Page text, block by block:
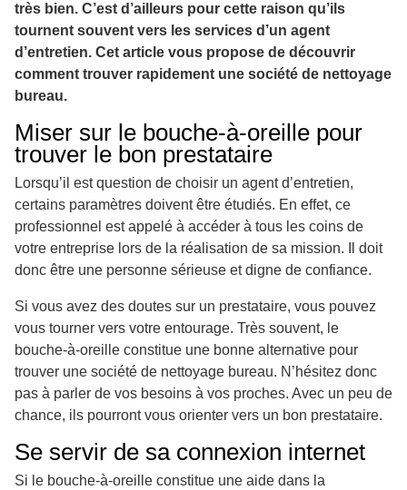
très bien. C’est d’ailleurs pour cette raison qu’ils
tournent souvent vers les services d’un agent
d’entretien. Cet article vous propose de découvrir
comment trouver rapidement une société de nettoyage
bureau.
Miser sur le bouche-à-oreille pour
trouver le bon prestataire
Lorsqu’il est question de choisir un agent d’entretien,
certains paramètres doivent être étudiés. En effet, ce
professionnel est appelé à accéder à tous les coins de
votre entreprise lors de la réalisation de sa mission. Il doit
donc être une personne sérieuse et digne de confiance.
Si vous avez des doutes sur un prestataire, vous pouvez
vous tourner vers votre entourage. Très souvent, le
bouche-à-oreille constitue une bonne alternative pour
trouver une société de nettoyage bureau. N’hésitez donc
pas à parler de vos besoins à vos proches. Avec un peu de
chance, ils pourront vous orienter vers un bon prestataire.
Se servir de sa connexion internet
Si le bouche-à-oreille constitue une aide dans la